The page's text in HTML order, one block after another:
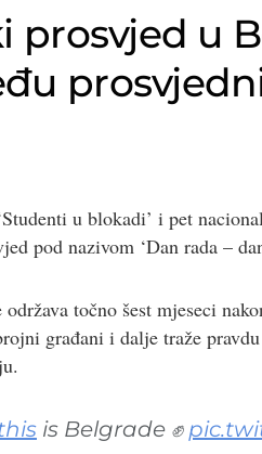
prosvjed u
u blokadi’ i pet
pod nazivom ‘Dan rada –
održava točno šest mjeseci
građani i dalje traže
is Belgrade ✊